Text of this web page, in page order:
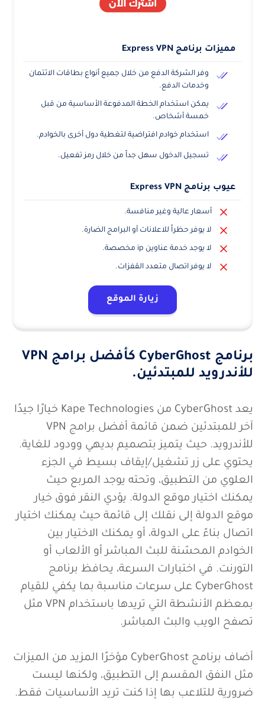
مميزات برنامج Express VPN
وفر الشركة الدفع من خلال جميع أنواع بطاقات الائتمان
وخدمات الدفع.
يمكن استخدام الخطة المدفوعة الأساسية من قبل
خمسة أشخاص.
استخدام خوادم افتراضية لتغطية دول أخرى بالخوادم.
تسجيل الدخول سهل جداً من خلال رمز تفعيل.
عيوب برنامج Express VPN
أسعار عالية وغير منافسة.
لا يوفر حظراً للاعلانات أو البرامج الضارة.
لا يوجد خدمة عناوين ip مخصصة.
لا يوفر اتصال متعدد القفزات.
زيارة الموقع
برنامج CyberGhost كأفضل برامج VPN
للأندرويد للمبتدئين.
يعد CyberGhost من Kape Technologies خيارًا جيدًا
آخر للمبتدئين ضمن قائمة أفضل برامج VPN
للأندرويد. حيث يتميز بتصميم بديهي وودود للغاية.
يحتوي على زر تشغيل/إيقاف بسيط في الجزء
العلوي من التطبيق، وتحته يوجد المربع حيث
يمكنك اختيار موقع الدولة. يؤدي النقر فوق خيار
موقع الدولة إلى نقلك إلى قائمة حيث يمكنك اختيار
اتصال بناءً على الدولة، أو يمكنك الاختيار بين
الخوادم المحسّنة للبث المباشر أو الألعاب أو
التورنت. في اختبارات السرعة، يحافظ برنامج
CyberGhost على سرعات مناسبة بما يكفي للقيام
بمعظم الأنشطة التي تريدها باستخدام VPN مثل
تصفح الويب والبث المباشر.
أضاف برنامج CyberGhost مؤخرًا المزيد من الميزات
مثل النفق المقسم إلى التطبيق، ولكنها ليست
ضرورية للتلاعب بها إذا كنت تريد الأساسيات فقط.